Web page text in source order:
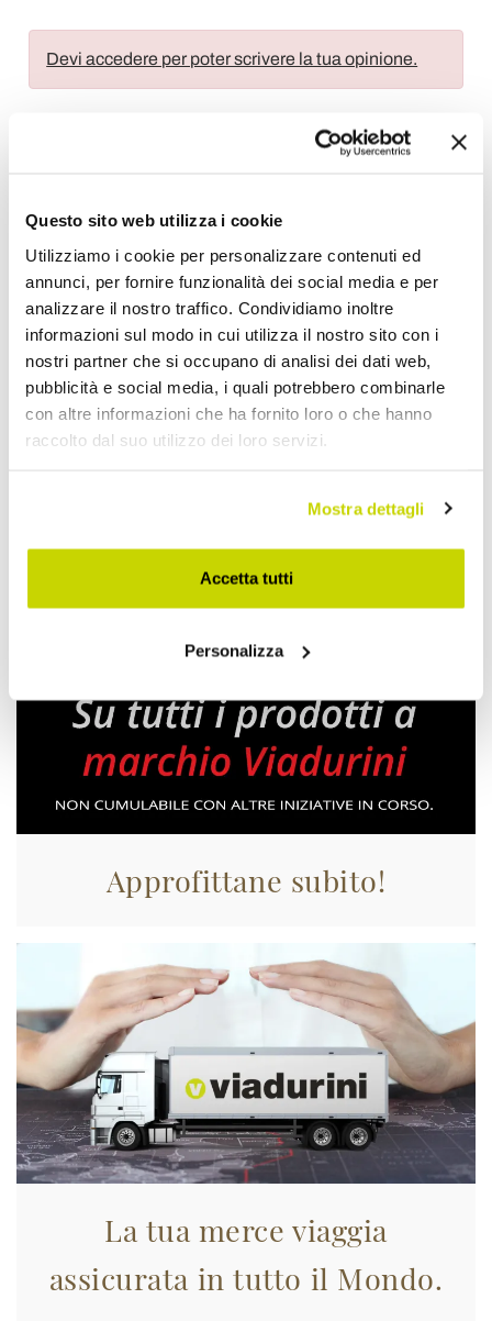
Questo sito web utilizza i cookie
Utilizziamo i cookie per personalizzare contenuti ed
annunci, per fornire funzionalità dei social media e per
analizzare il nostro traffico. Condividiamo inoltre
informazioni sul modo in cui utilizza il nostro sito con i
nostri partner che si occupano di analisi dei dati web,
pubblicità e social media, i quali potrebbero combinarle
con altre informazioni che ha fornito loro o che hanno
raccolto dal suo utilizzo dei loro servizi.
Mostra dettagli
Accetta tutti
Personalizza
Devi accedere per poter scrivere la tua opinione.
Condividi
Lenzuola in Cotone
Approfittane subito!
La tua merce viaggia
assicurata in tutto il Mondo.